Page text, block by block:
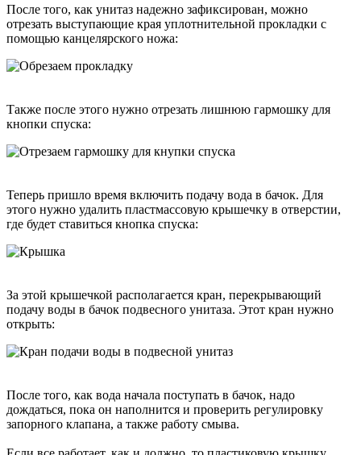
После того, как унитаз надежно зафиксирован, можно
отрезать выступающие края уплотнительной прокладки с
помощью канцелярского ножа:
Также после этого нужно отрезать лишнюю гармошку для
кнопки спуска:
Теперь пришло время включить подачу вода в бачок. Для
этого нужно удалить пластмассовую крышечку в отверстии,
где будет ставиться кнопка спуска:
За этой крышечкой располагается кран, перекрывающий
подачу воды в бачок подвесного унитаза. Этот кран нужно
открыть:
После того, как вода начала поступать в бачок, надо
дождаться, пока он наполнится и проверить регулировку
запорного клапана, а также работу смыва.